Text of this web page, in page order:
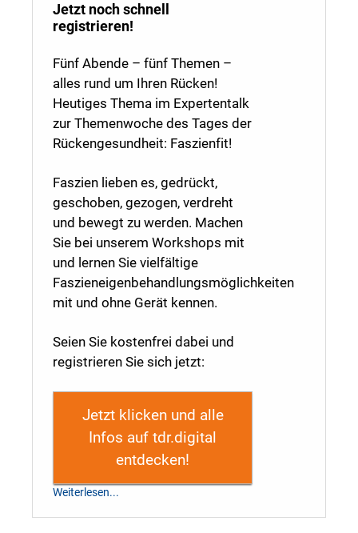
Jetzt noch schnell
registrieren!
Fünf Abende – fünf Themen –
alles rund um Ihren Rücken!
Heutiges Thema im Expertentalk
zur Themenwoche des Tages der
Rückengesundheit: Faszienfit!
Faszien lieben es, gedrückt,
geschoben, gezogen, verdreht
und bewegt zu werden. Machen
Sie bei unserem Workshops mit
und lernen Sie vielfältige
Faszieneigenbehandlungsmöglichkeiten
mit und ohne Gerät kennen.
Seien Sie kostenfrei dabei und
registrieren Sie sich jetzt:
Jetzt klicken und alle
Infos auf tdr.digital
entdecken!
Weiterlesen...